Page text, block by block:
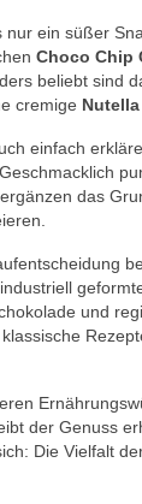
nur ein süßer
Choco Chip
beliebt sind
cremige
einfach
das
und
der Genuss
Die Vielfalt